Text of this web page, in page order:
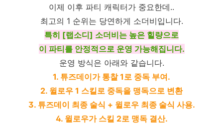
이제 이후 파티 캐릭터가 중요한데..
최고의 1 순위는 당연하게 소더비입니다.
특히 [랩소디] 소더비는 높은 힐량으로
이 파티를 안정적으로 운영 가능해집니다.
운영 방식은 아래와 같습니다.
1. 튜즈데이가 통찰 1로 중독 부여.
2. 윌로우 1 스킬로 중독을 맹독으로 변환
3. 튜즈데이 최종 술식 + 윌로우 최종 술식 사용.
4. 윌로우가 스킬 2로 맹독 결산.